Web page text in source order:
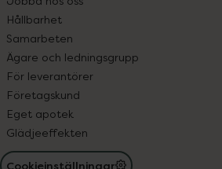
Hållbarhet
Samarbeten
Ägare och ledningsgrupp
För leverantörer
Företagskund
Eget apotek
Glädjeeffekten
Cookieinställningar